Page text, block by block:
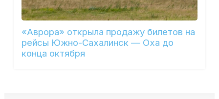
«Аврора» открыла продажу билетов на
рейсы Южно-Сахалинск — Оха до
конца октября